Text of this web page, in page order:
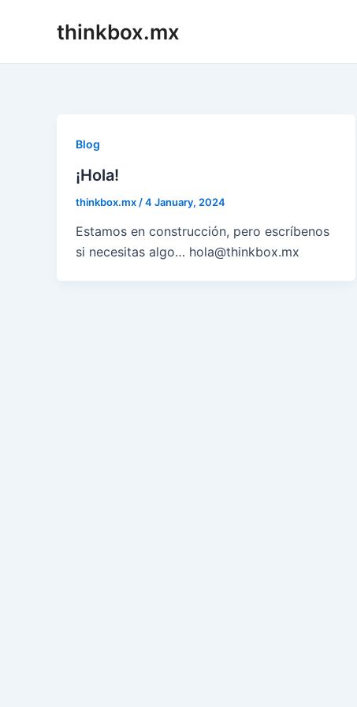
thinkbox.mx
Blog
¡Hola!
thinkbox.mx /4 January, 2024
Estamos en construcción, pero escríbenos
si necesitas algo… hola@thinkbox.mx